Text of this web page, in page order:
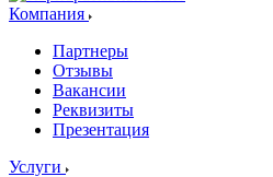
Компания
Партнеры
Отзывы
Вакансии
Реквизиты
Презентация
Услуги